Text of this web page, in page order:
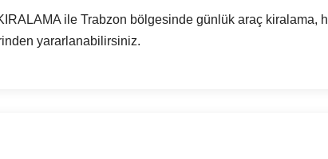
ile Trabzon bölgesinde günlük araç kiralama,
yararlanabilirsiniz.